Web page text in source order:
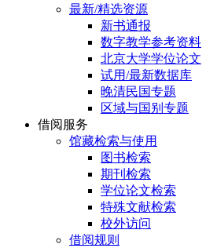
最新/精选资源
新书通报
数字教学参考资料
北京大学学位论文
试用/最新数据库
晚清民国专题
区域与国别专题
借阅服务
馆藏检索与使用
图书检索
期刊检索
学位论文检索
特殊文献检索
校外访问
借阅规则